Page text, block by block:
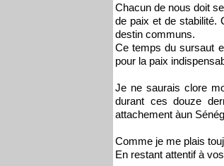
Chacun de nous doit
de paix et de stabilité.
destin communs.
Ce temps du sursaut
pour la paix
Je ne saurais clore
durant ces douze
attachement àun
Comme je me plais
En restant attentif à